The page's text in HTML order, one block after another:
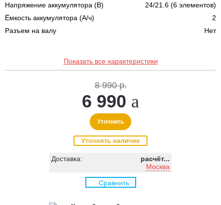
Напряжение аккумулятора (В)
24/21.6 (6 элементов)
Ёмкость аккумулятора (А/ч)
2
Разъем на валу
Нет
Показать все характеристики
8 990 р.
6 990
Уточнить
Уточнять наличие
Доставка:
расчёт...
Москва
Сравнить